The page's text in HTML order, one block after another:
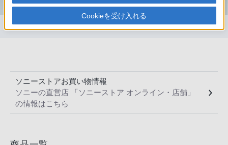
ソニーストアお買い物情報
ソニーの直営店 「ソニーストア オンライン・店舗」
の情報はこちら
Cookieを受け入れる